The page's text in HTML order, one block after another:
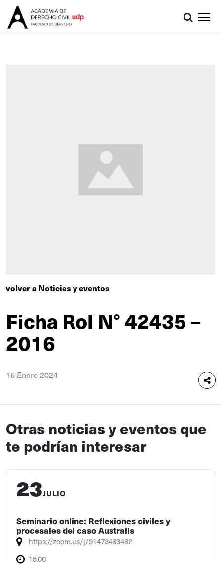
volver a Noticias y eventos
Ficha Rol N° 42435 –
2016
15 Enero 2024
Otras noticias y eventos que
te podrían interesar
23JULIO
Seminario online: Reflexiones civiles y
procesales del caso Australis
https://zoom.us/j/91473463462
15:00